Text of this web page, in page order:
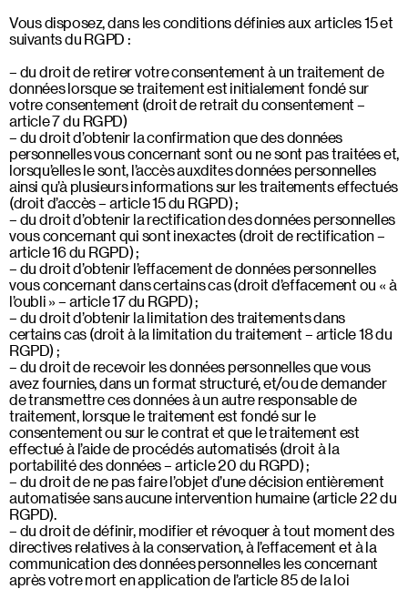
Vous disposez, dans les conditions définies aux articles 15 et
suivants du RGPD :
du droit de retirer votre consentement à un traitement de
données lorsque se traitement est initialement fondé sur
votre consentement (droit de retrait du consentement –
article 7 du RGPD)
du droit d’obtenir la confirmation que des données
personnelles vous concernant sont ou ne sont pas traitées et,
lorsqu’elles le sont, l’accès auxdites données personnelles
ainsi qu’à plusieurs informations sur les traitements effectués
(droit d’accès – article 15 du RGPD) ;
du droit d’obtenir la rectification des données personnelles
vous concernant qui sont inexactes (droit de rectification –
article 16 du RGPD) ;
du droit d’obtenir l’effacement de données personnelles
vous concernant dans certains cas (droit d’effacement ou « à
l’oubli » – article 17 du RGPD) ;
du droit d’obtenir la limitation des traitements dans
certains cas (droit à la limitation du traitement – article 18 du
RGPD) ;
du droit de recevoir les données personnelles que vous
avez fournies, dans un format structuré, et/ou de demander
de transmettre ces données à un autre responsable de
traitement, lorsque le traitement est fondé sur le
consentement ou sur le contrat et que le traitement est
effectué à l’aide de procédés automatisés (droit à la
portabilité des données – article 20 du RGPD) ;
du droit de ne pas faire l’objet d’une décision entièrement
automatisée sans aucune intervention humaine (article 22 du
RGPD).
du droit de définir, modifier et révoquer à tout moment des
directives relatives à la conservation, à l’effacement et à la
communication des données personnelles les concernant
après votre mort en application de l’article 85 de la loi